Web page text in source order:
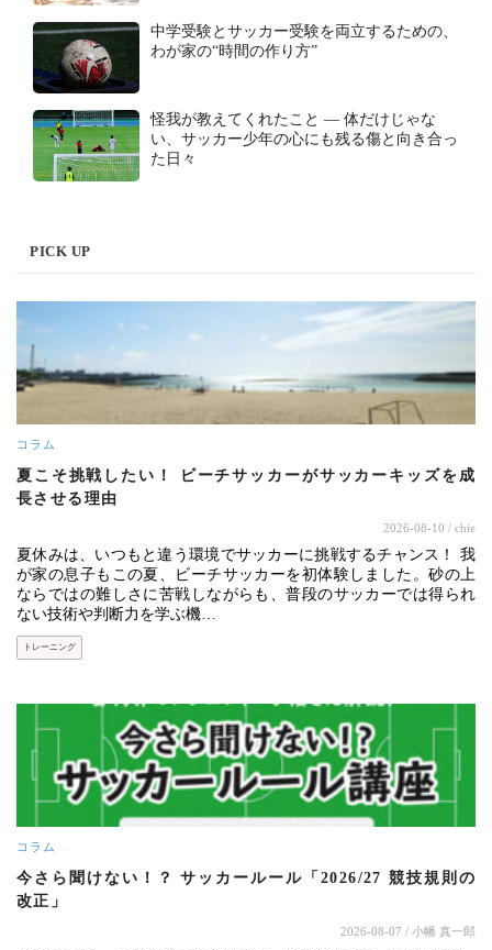
中学受験とサッカー受験を両立するための、
わが家の“時間の作り方”
怪我が教えてくれたこと ― 体だけじゃな
い、サッカー少年の心にも残る傷と向き合っ
た日々
PICK UP
コラム
夏こそ挑戦したい！ ビーチサッカーがサッカーキッズを成
長させる理由
2026-08-10 / chie
夏休みは、いつもと違う環境でサッカーに挑戦するチャンス！ 我
が家の息子もこの夏、ビーチサッカーを初体験しました。砂の上
ならではの難しさに苦戦しながらも、普段のサッカーでは得られ
ない技術や判断力を学ぶ機…
トレーニング
コラム
今さら聞けない！？ サッカールール「2026/27 競技規則の
改正」
2026-08-07 / 小幡 真一郎